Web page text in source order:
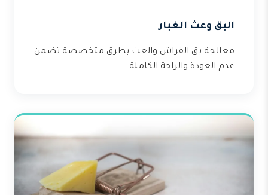
البق وعث الغبار
معالجة بق الفراش والعث بطرق متخصصة تضمن
عدم العودة والراحة الكاملة.